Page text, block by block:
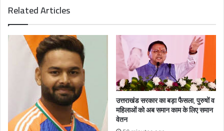
Related Articles
उत्तराखंड सरकार का बड़ा फैसला, पुरुषों व
महिलाओं को अब समान काम के लिए समान
वेतन